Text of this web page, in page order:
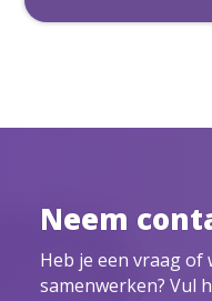
Neem
Heb je een vraag of
samenwerken? Vul